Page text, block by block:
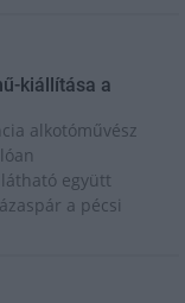
kiállítása a
alkotóművész
együtt
a pécsi